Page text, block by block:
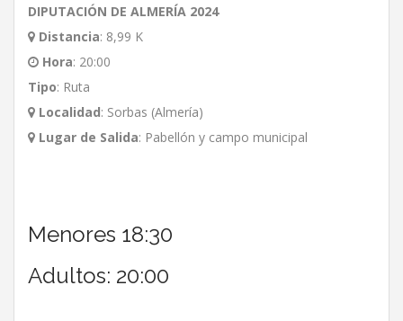
DIPUTACIÓN DE ALMERÍA 2024
Distancia: 8,99 K
Hora: 20:00
Tipo: Ruta
Localidad: Sorbas (Almería)
Lugar de Salida: Pabellón y campo municipal
Menores 18:30
Adultos: 20:00